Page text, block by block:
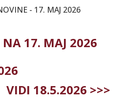
- 17. MAJ 2026
17. MAJ 2026
VIDI 18.5.2026 >>>